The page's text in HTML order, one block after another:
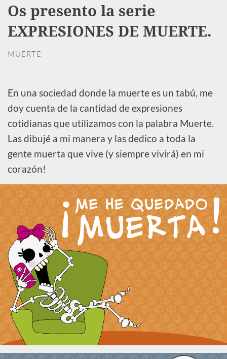
Os presento la serie
EXPRESIONES DE MUERTE.
MUERTE
En una sociedad donde la muerte es un tabú, me
doy cuenta de la cantidad de expresiones
cotidianas que utilizamos con la palabra Muerte.
Las dibujé a mi manera y las dedico a toda la
gente muerta que vive (y siempre vivirá) en mi
corazón!